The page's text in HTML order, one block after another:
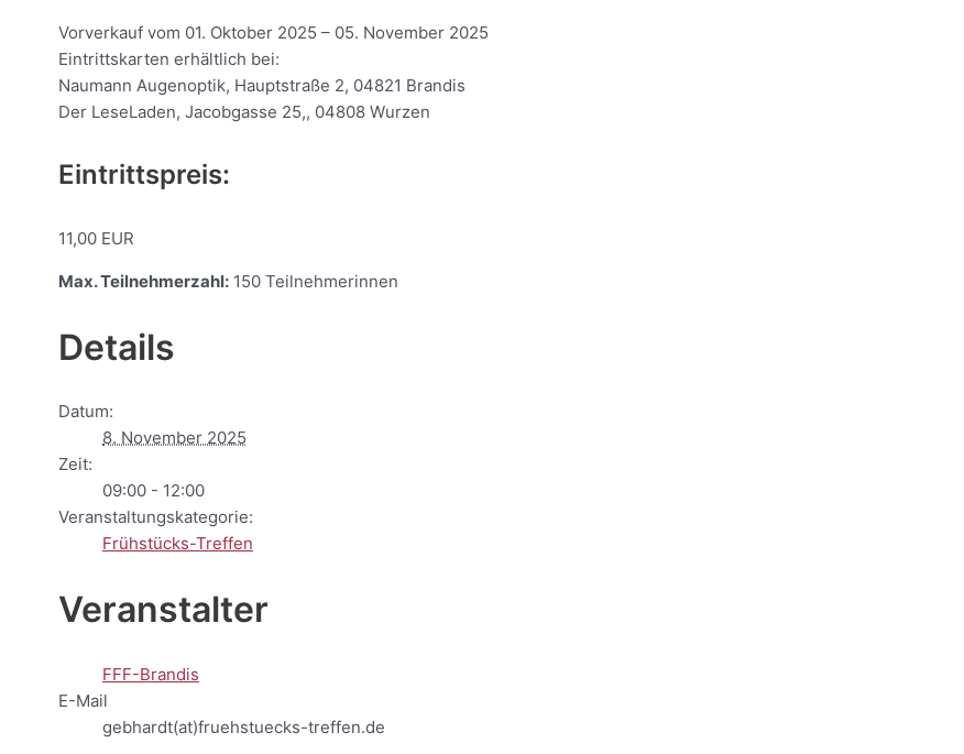
Vorverkauf vom 01. Oktober 2025 – 05. November 2025
Eintrittskarten erhältlich bei:
Naumann Augenoptik, Hauptstraße 2, 04821 Brandis
Der LeseLaden, Jacobgasse 25,, 04808 Wurzen
Eintrittspreis:
11,00 EUR
Max. Teilnehmerzahl: 150 Teilnehmerinnen
Details
Datum:
8. November 2025
Zeit:
09:00 - 12:00
Veranstaltungskategorie:
Frühstücks-Treffen
Veranstalter
FFF-Brandis
E-Mail
gebhardt(at)fruehstuecks-treffen.de